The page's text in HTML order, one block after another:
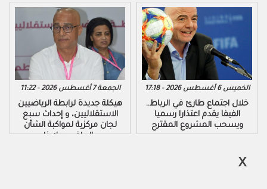
الجمعة 7 أغسطس 2026 - 11:22
هيكلة جديدة لرابطة الرياضيين
الاستقلاليين، و إحداث سبع
لجان مركزية لمواكبة الشأن
الرياضي ببلادنا..
الخميس 6 أغسطس 2026 - 17:18
خلال اجتماع طارئ في الرباط..
الفيفا يقدم اعتذارا رسميا
ويسحب المشروع المقترح